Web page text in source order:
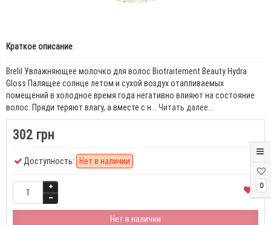
0
Краткое описание
Brelil Увлажняющее молочко для волос Biotraitement Beauty Hydra
Gloss Палящее солнце летом и сухой воздух отапливаемых
помещений в холодное время года негативно влияют на состояние
волос. Пряди теряют влагу, а вместе с н... Читать далее...
302 грн
Доступность: Нет в наличии
Нет в наличии